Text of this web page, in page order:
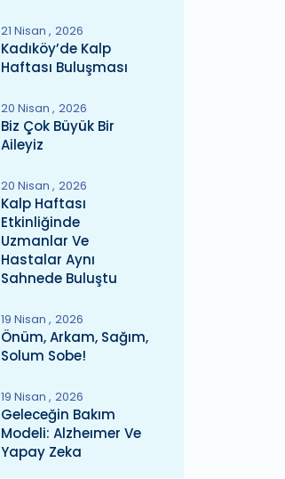
21 Nisan 2026
Kadıköy’de Kalp
Haftası Buluşması
20 Nisan 2026
Biz Çok Büyük Bir
Aileyiz
20 Nisan 2026
Kalp Haftası
Etkinliğinde
Uzmanlar Ve
Hastalar Aynı
Sahnede Buluştu
19 Nisan 2026
Önüm, Arkam, Sağım,
Solum Sobe!
19 Nisan 2026
Geleceğin Bakım
Modeli: Alzheımer Ve
Yapay Zeka